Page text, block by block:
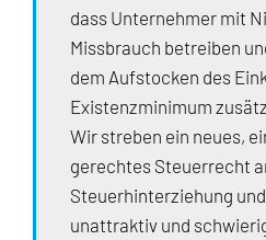
dass Unternehmer mit
Missbrauch betreiben
dem Aufstocken des
Existenzminimum
Wir streben ein neues,
gerechtes Steuerrecht
Steuerhinterziehung
unattraktiv und